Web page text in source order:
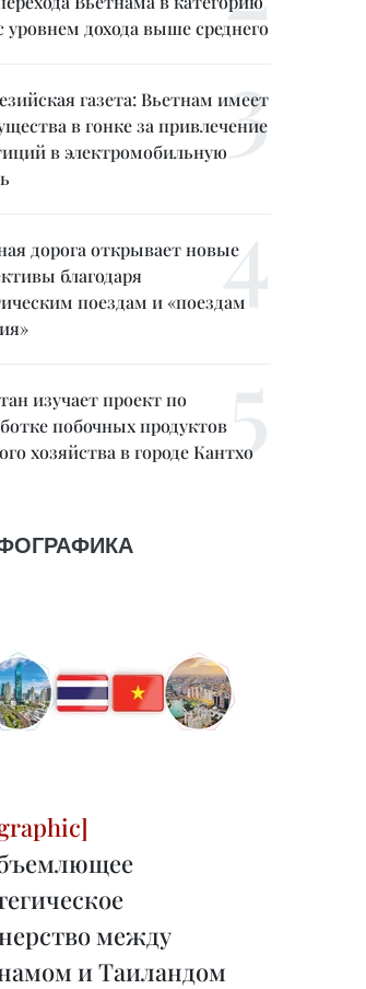
уровнем дохода выше среднего
газета: Вьетнам имеет
в гонке за привлечение
в электромобильную
дорога открывает новые
благодаря
поездам и «поездам
изучает проект по
побочных продуктов
хозяйства в городе Кантхо
между
и Таиландом